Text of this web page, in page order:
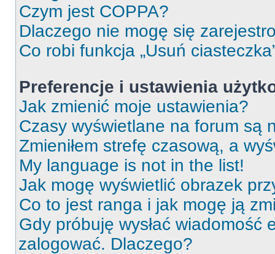
Czym jest COPPA?
Dlaczego nie mogę się
Co robi funkcja „Usuń
Preferencje i ustawienia
Jak zmienić moje ustawienia?
Czasy wyświetlane na forum są
Zmieniłem strefę czasową, a
My language is not in the list!
Jak mogę wyświetlić obrazek
Co to jest ranga i jak mogę ją
Gdy próbuję wysłać wiadomość
zalogować. Dlaczego?